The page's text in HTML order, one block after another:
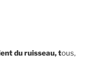
du ruisseau, tous,